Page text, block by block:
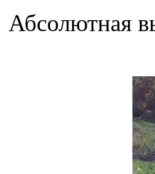
Абсолютная